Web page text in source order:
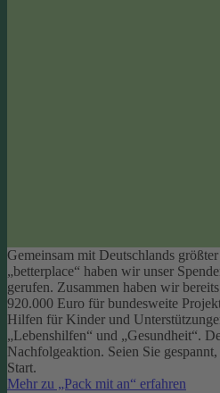
Gemeinsam mit Deutschlands
„betterplace“ haben wir unser
gerufen. Zusammen haben wir
920.000 Euro für bundesweite
Hilfen für Kinder und
„Lebenshilfen“ und „Gesundheit“.
Nachfolgeaktion. Seien Sie
Start.
Mehr zu „Pack mit an“ erfahren